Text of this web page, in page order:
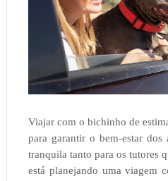
Viajar com o bichinho de
para garantir o bem-estar dos
tranquila tanto para os tutores
está planejando uma viagem